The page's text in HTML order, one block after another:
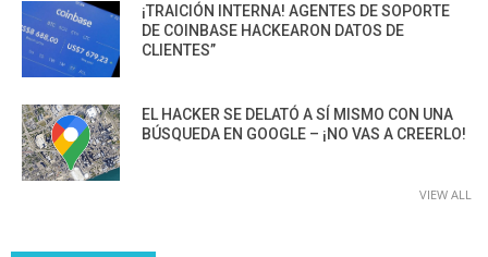
¡TRAICIÓN INTERNA! AGENTES DE SOPORTE
DE COINBASE HACKEARON DATOS DE
CLIENTES”
EL HACKER SE DELATÓ A SÍ MISMO CON UNA
BÚSQUEDA EN GOOGLE – ¡NO VAS A CREERLO!
VIEW ALL